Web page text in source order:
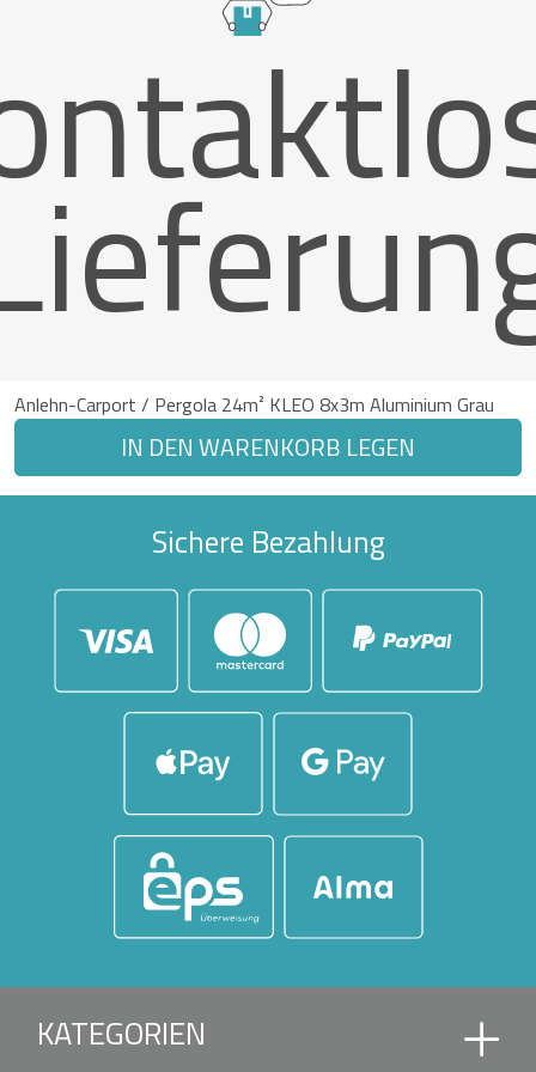
Anlehn-Carport / Pergola 24m² KLEO 8x3m Aluminium Grau
IN DEN WARENKORB LEGEN
Sichere Bezahlung
KATEGORIEN